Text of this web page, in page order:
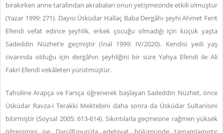
bırakırken anne tarafından akrabaları onun yetişmesinde etkili olmuştur
(Yazar 1999: 271). Dayısı Üsküdar Hallaç Baba Dergâhı şeyhi Ahmet Ferit
Efendi vefat edince şeyhlik, erkek çocuğu olmadığı için küçük yaşta
Sadeddin Nüzhet’e geçmiştir (İnal 1999: IV/2020). Kendisi yedi yaş
civarında olduğu için dergâhın şeyhliğini bir süre Yahya Efendi ile Ali
Fakri Efendi vekâleten yürütmüştür.
Tahsiline Arapça ve Farsça öğrenerek başlayan Sadeddin Nüzhet, önce
Üsküdar Ravza-i Terakki Mektebini daha sonra da Üsküdar Sultanisini
bitirmiştir (Soysal 2005: 613-614). Sıkıntılarla geçmesine rağmen yüksek